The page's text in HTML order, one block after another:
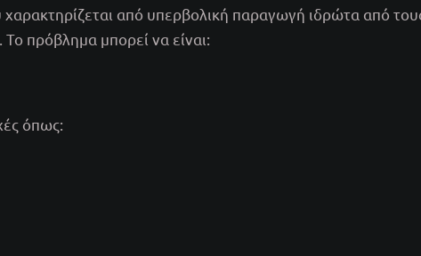
από υπερβολική παραγωγή ιδρώτα από
πρόβλημα μπορεί να είναι:
όπως: